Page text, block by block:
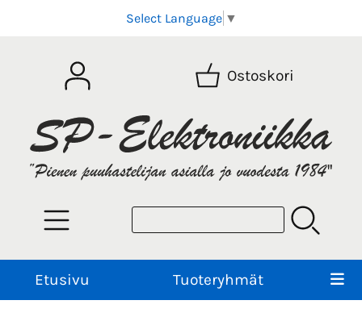
Select Language ▼
Ostoskori
Etusivu Tuoteryhmät